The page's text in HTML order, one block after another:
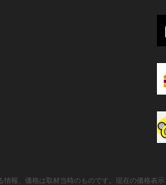
情報、価格は取材当時のものです。現在の価格表